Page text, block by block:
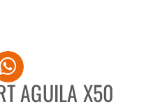
AGUILA X50